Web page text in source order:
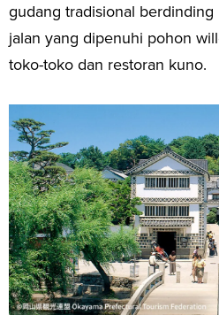
gudang tradisional
jalan yang dipenuhi pohon
toko-toko dan restoran kuno.